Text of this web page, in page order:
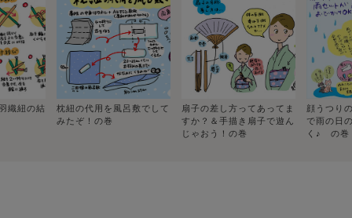
織紐の結
枕紐の代用を風呂敷でして
みたぞ！の巻
扇子の差し方ってあってま
すか？＆手描き扇子で遊ん
じゃおう！の巻
顔うつり
で雨の日
く♪ の巻